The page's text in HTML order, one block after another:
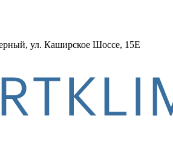
ул. Каширское Шоссе, 15Е